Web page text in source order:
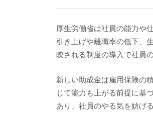
厚生労働省は社員の能力や
引き上げや離職率の低下、
映される制度の導入で社員
新しい助成金は雇用保険の
じて能力も上がる前提に基
あり、社員のやる気を妨げ